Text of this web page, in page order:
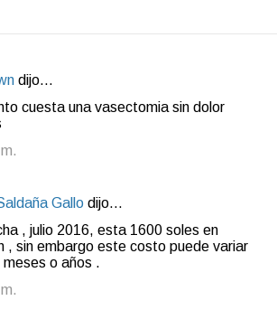
dijo…
cuesta una vasectomia sin dolor
Gallo dijo…
, julio 2016, esta 1600 soles en
, sin embargo este costo puede variar
meses o años .